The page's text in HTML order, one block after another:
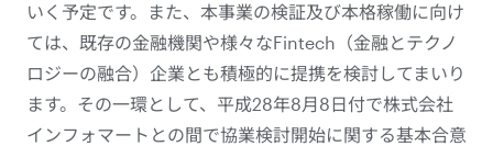
いく予定です。また、本事業の検証及び本格稼働に向け
ては、既存の金融機関や様々なFintech（金融とテクノ
ロジーの融合）企業とも積極的に提携を検討してまいり
ます。その一環として、平成28年8月8日付で株式会社
インフォマートとの間で協業検討開始に関する基本合意